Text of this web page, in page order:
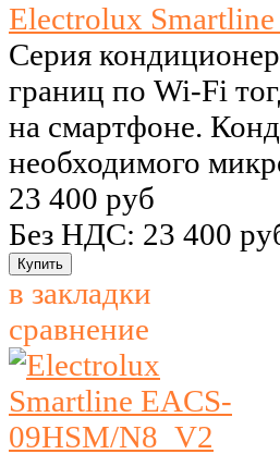
Electrolux
Серия
границ по Wi-Fi
на смартфоне.
необходимого
23 400 руб
Без НДС: 23 400
в закладки
сравнение